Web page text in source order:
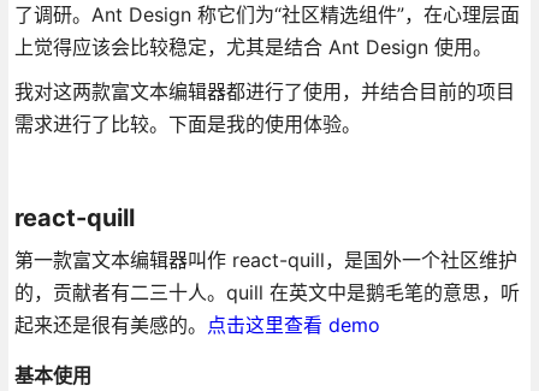
了调研。Ant Design 称它们为“社区精选组件”，在心理层面
上觉得应该会比较稳定，尤其是结合 Ant Design 使用。
我对这两款富文本编辑器都进行了使用，并结合目前的项目
需求进行了比较。下面是我的使用体验。
react-quill
第一款富文本编辑器叫作 react-quill，是国外一个社区维护
的，贡献者有二三十人。quill 在英文中是鹅毛笔的意思，听
起来还是很有美感的。 点击这里查看 demo
基本使用